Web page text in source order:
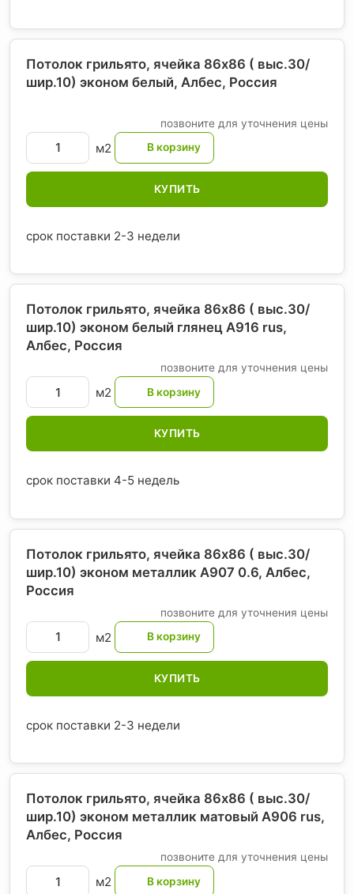
Потолок грильято, ячейка 86х86 ( выс.30/
шир.10) эконом белый, Албес, Россия
позвоните для уточнения цены
м2
КУПИТЬ
срок поставки 2-3 недели
Потолок грильято, ячейка 86х86 ( выс.30/
шир.10) эконом белый глянец А916 rus,
Албес, Россия
позвоните для уточнения цены
м2
КУПИТЬ
срок поставки 4-5 недель
Потолок грильято, ячейка 86х86 ( выс.30/
шир.10) эконом металлик А907 0.6, Албес,
Россия
позвоните для уточнения цены
м2
КУПИТЬ
срок поставки 2-3 недели
Потолок грильято, ячейка 86х86 ( выс.30/
шир.10) эконом металлик матовый А906 rus,
Албес, Россия
позвоните для уточнения цены
м2